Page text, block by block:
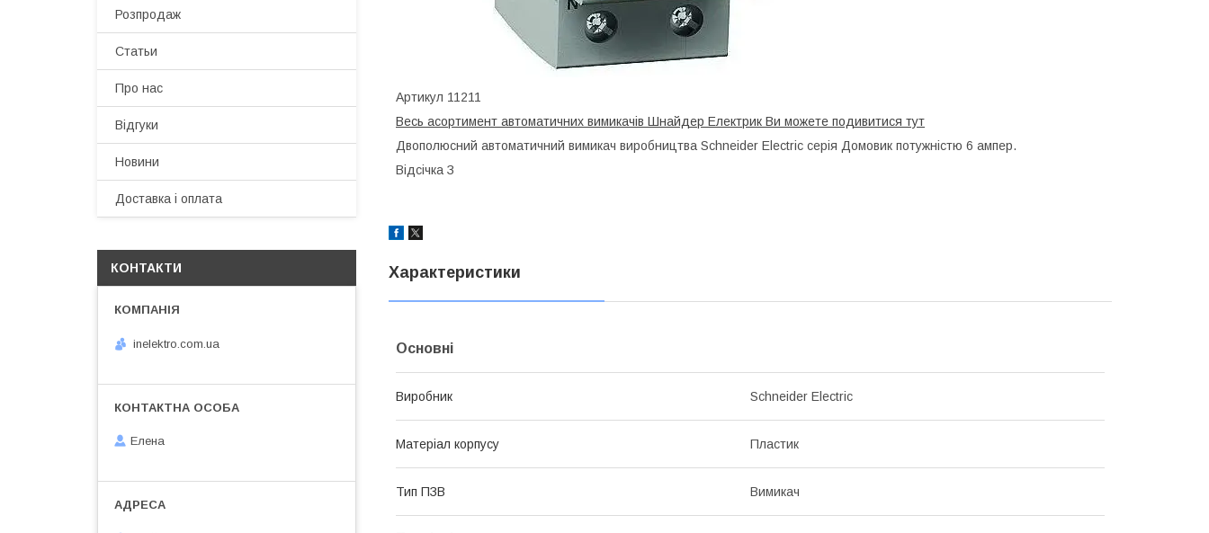
Артикул 11211
Весь асортимент автоматичних вимикачів Шнайдер Електрик Ви можете подивитися тут
Двополюсний автоматичний вимикач виробництва Schneider Electric серія Домовик потужністю 6 ампер.
Відсічка З
Характеристики
Основні
Виробник Schneider Electric
Матеріал корпусу Пластик
Тип ПЗВ Вимикач
Розпродаж
Статьи
Про нас
Відгуки
Новини
Доставка і оплата
КОНТАКТИ
inelektro.com.ua
Елена